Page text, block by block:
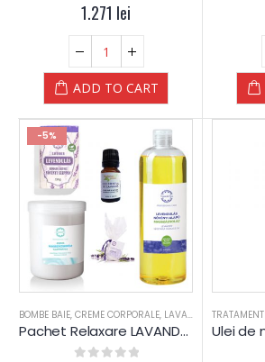
out of 5
1.271 lei
ADD TO CART
-5%
BOMBE BAIE, CREME CORPORALE, LAVANDA REDUCERI,
Pachet Relaxare LAVANDA – Yamuna